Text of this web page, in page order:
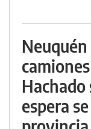
Neuquén
Hachado
espera